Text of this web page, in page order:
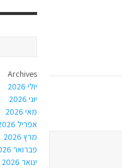
Archives
יולי 2026
יוני 2026
מאי 2026
אפריל 2026
מרץ 2026
פברואר 2026
ינואר 2026